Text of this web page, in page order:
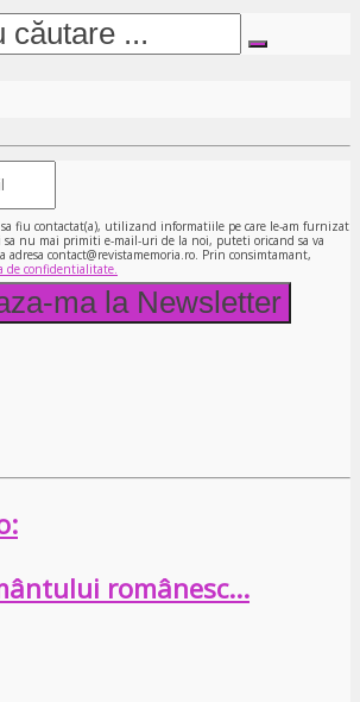
fiu contactat(a), utilizand informatiile pe care le-am furnizat
sa nu mai primiti e-mail-uri de la noi, puteti oricand sa va
contact@revistamemoria.ro. Prin consimtamant,
de confidentialitate.
românesc…